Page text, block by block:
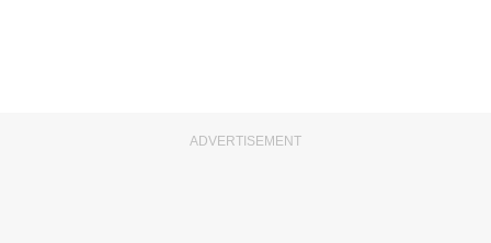
ADVERTISEMENT